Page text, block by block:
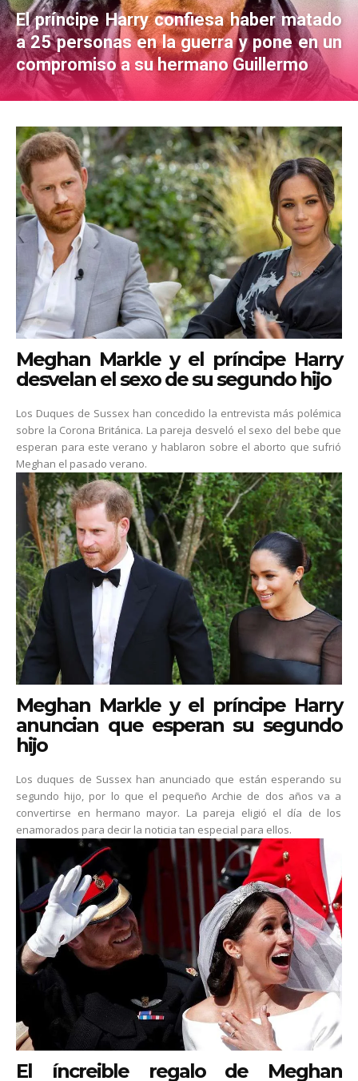
El príncipe Harry confiesa haber matado
a 25 personas en la guerra y pone en un
compromiso a su hermano Guillermo
Meghan Markle y el príncipe Harry
desvelan el sexo de su segundo hijo
Los Duques de Sussex han concedido la entrevista más polémica
sobre la Corona Británica. La pareja desveló el sexo del bebe que
esperan para este verano y hablaron sobre el aborto que sufrió
Meghan el pasado verano.
Meghan Markle y el príncipe Harry
anuncian que esperan su segundo
hijo
Los duques de Sussex han anunciado que están esperando su
segundo hijo, por lo que el pequeño Archie de dos años va a
convertirse en hermano mayor. La pareja eligió el día de los
enamorados para decir la noticia tan especial para ellos.
El íncreible regalo de Meghan